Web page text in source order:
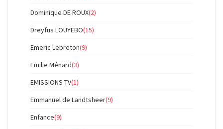
Dominique DE ROUX(2)
Dreyfus LOUYEBO(15)
Emeric Lebreton(9)
Emilie Ménard(3)
EMISSIONS TV(1)
Emmanuel de Landtsheer(9)
Enfance(9)